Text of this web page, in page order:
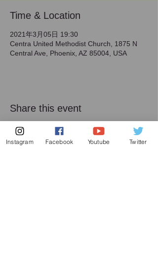
Time & Location
2021年3月05日 19:30
Centra United Methodist Church, 1875 N
Central Ave, Phoenix, AZ 85004, USA
Share this event
Instagram Facebook Youtube Twitter